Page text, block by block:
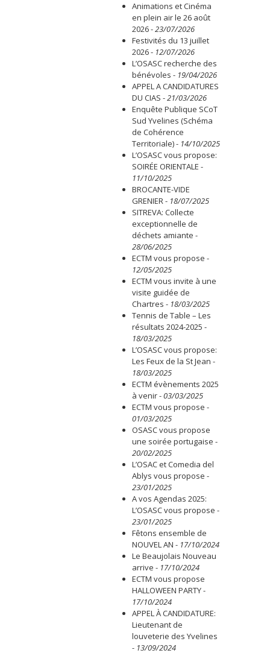
Animations et Cinéma
en plein air le 26 août
2026-23/07/2026
Festivités du 13 juillet
2026- 12/07/2026
L’OSASC recherche des
bénévoles - 19/04/2026
APPEL A CANDIDATURES
DU CIAS -21/03/2026
Enquête Publique SCoT
Sud Yvelines (Schéma
de Cohérence
Territoriale)- 14/10/2025
L’OSASC vous propose:
SOIRÉE ORIENTALE -
11/10/2025
BROCANTE-VIDE
GRENIER- 18/07/2025
SITREVA: Collecte
exceptionnelle de
déchets amiante -
28/06/2025
ECTM vous propose -
12/05/2025
ECTM vous invite à une
visite guidée de
Chartres - 18/03/2025
Tennis de Table – Les
résultats 2024-2025 -
18/03/2025
L’OSASC vous propose:
Les Feux de la St Jean -
18/03/2025
ECTM évènements 2025
à venir-03/03/2025
ECTM vous propose -
01/03/2025
OSASC vous propose
une soirée portugaise -
20/02/2025
L’OSAC et Comedia del
Ablys vous propose -
23/01/2025
A vos Agendas 2025:
L’OSASC vous propose -
23/01/2025
Fêtons ensemble de
NOUVEL AN - 17/10/2024
Le Beaujolais Nouveau
arrive - 17/10/2024
ECTM vous propose
HALLOWEEN PARTY-
17/10/2024
APPEL À CANDIDATURE:
Lieutenant de
louveterie des Yvelines
- 13/09/2024